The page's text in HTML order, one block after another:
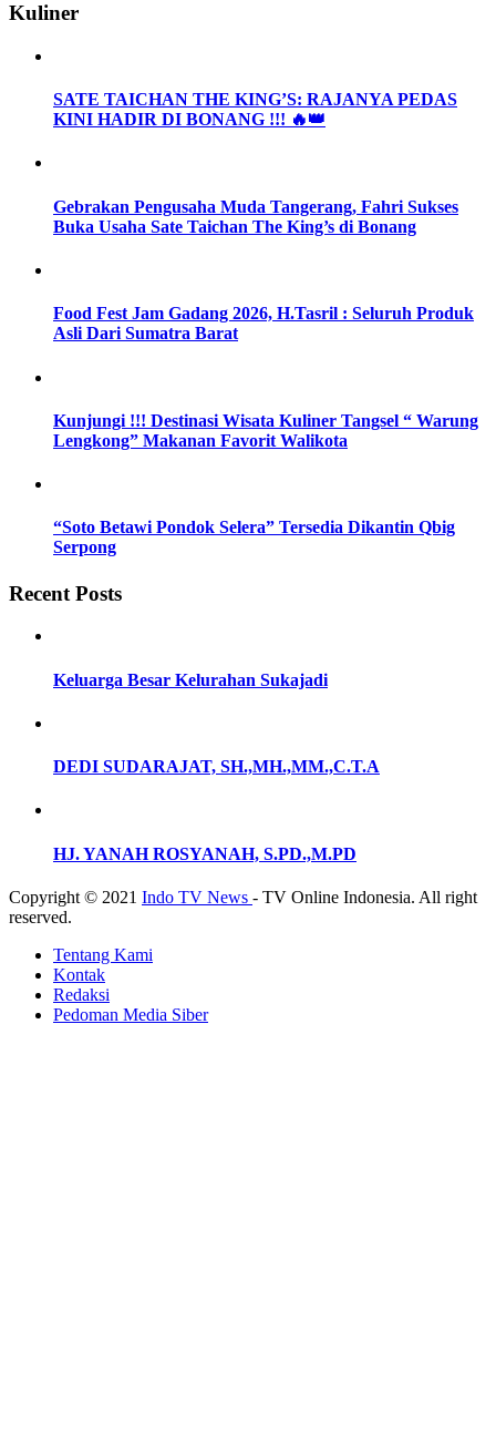
Kuliner
SATE TAICHAN THE KING’S: RAJANYA PEDAS
KINI HADIR DI BONANG !!! 🔥👑
Gebrakan Pengusaha Muda Tangerang, Fahri Sukses
Buka Usaha Sate Taichan The King’s di Bonang
Food Fest Jam Gadang 2026, H.Tasril : Seluruh Produk
Asli Dari Sumatra Barat
Kunjungi !!! Destinasi Wisata Kuliner Tangsel “ Warung
Lengkong” Makanan Favorit Walikota
“Soto Betawi Pondok Selera” Tersedia Dikantin Qbig
Serpong
Recent Posts
Keluarga Besar Kelurahan Sukajadi
DEDI SUDARAJAT, SH.,MH.,MM.,C.T.A
HJ. YANAH ROSYANAH, S.PD.,M.PD
Copyright © 2021 Indo TV News - TV Online Indonesia. All right
reserved.
Tentang Kami
Kontak
Redaksi
Pedoman Media Siber